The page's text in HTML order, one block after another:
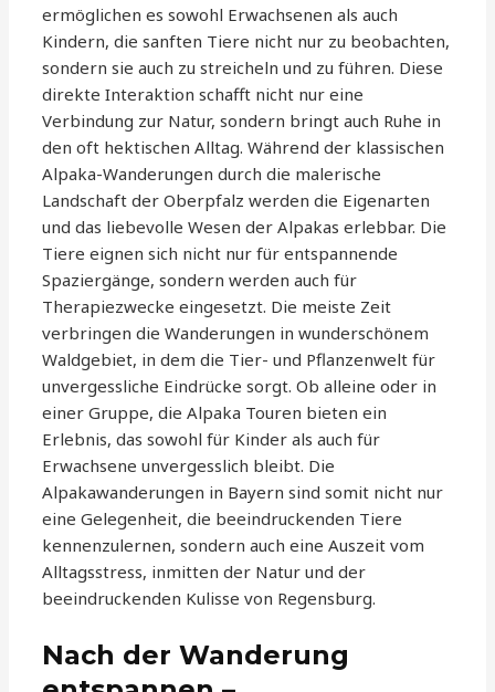
ermöglichen es sowohl Erwachsenen als auch
Kindern, die sanften Tiere nicht nur zu beobachten,
sondern sie auch zu streicheln und zu führen. Diese
direkte Interaktion schafft nicht nur eine
Verbindung zur Natur, sondern bringt auch Ruhe in
den oft hektischen Alltag. Während der klassischen
Alpaka-Wanderungen durch die malerische
Landschaft der Oberpfalz werden die Eigenarten
und das liebevolle Wesen der Alpakas erlebbar. Die
Tiere eignen sich nicht nur für entspannende
Spaziergänge, sondern werden auch für
Therapiezwecke eingesetzt. Die meiste Zeit
verbringen die Wanderungen in wunderschönem
Waldgebiet, in dem die Tier- und Pflanzenwelt für
unvergessliche Eindrücke sorgt. Ob alleine oder in
einer Gruppe, die Alpaka Touren bieten ein
Erlebnis, das sowohl für Kinder als auch für
Erwachsene unvergesslich bleibt. Die
Alpakawanderungen in Bayern sind somit nicht nur
eine Gelegenheit, die beeindruckenden Tiere
kennenzulernen, sondern auch eine Auszeit vom
Alltagsstress, inmitten der Natur und der
beeindruckenden Kulisse von Regensburg.
Nach der Wanderung